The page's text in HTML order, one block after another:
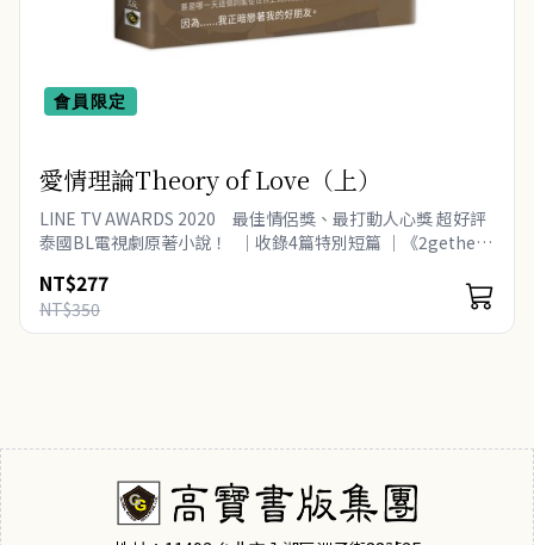
會員限定
愛情理論Theory of Love（上）
LINE TV AWARDS 2020 最佳情侶獎、最打動人心獎 超好評
泰國BL電視劇原著小說！ ｜收錄4篇特別短篇 ｜《2gether
NT$277
NT$350